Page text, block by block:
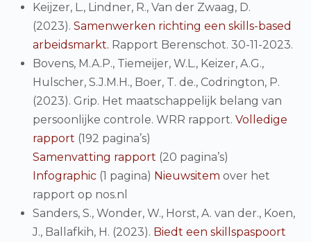
Keijzer, L., Lindner, R., Van der Zwaag, D.
(2023). Samenwerken richting een skills-based
arbeidsmarkt. Rapport Berenschot. 30-11-2023.
Bovens, M.A.P., Tiemeijer, W.L., Keizer, A.G.,
Hulscher, S.J.M.H., Boer, T. de., Codrington, P.
(2023). Grip. Het maatschappelijk belang van
persoonlijke controle. WRR rapport. Volledige
rapport (192 pagina’s)
Samenvatting rapport (20 pagina’s)
Infographic (1 pagina) Nieuwsitem over het
rapport op nos.nl
Sanders, S., Wonder, W., Horst, A. van der., Koen,
J., Ballafkih, H. (2023). Biedt een skillspaspoort